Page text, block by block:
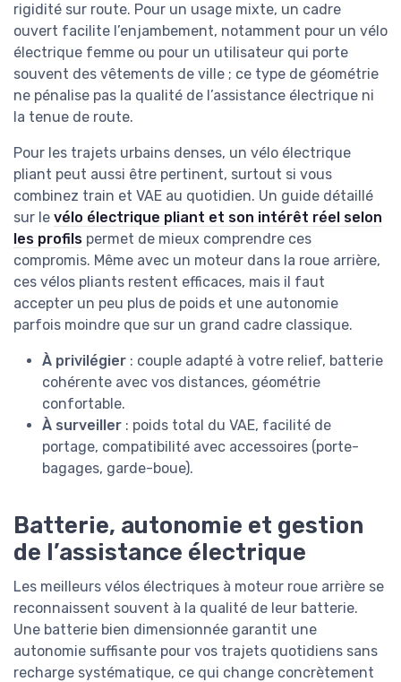
rigidité sur route. Pour un usage mixte, un cadre
ouvert facilite l’enjambement, notamment pour un vélo
électrique femme ou pour un utilisateur qui porte
souvent des vêtements de ville ; ce type de géométrie
ne pénalise pas la qualité de l’assistance électrique ni
la tenue de route.
Pour les trajets urbains denses, un vélo électrique
pliant peut aussi être pertinent, surtout si vous
combinez train et VAE au quotidien. Un guide détaillé
sur le vélo électrique pliant et son intérêt réel selon
les profils permet de mieux comprendre ces
compromis. Même avec un moteur dans la roue arrière,
ces vélos pliants restent efficaces, mais il faut
accepter un peu plus de poids et une autonomie
parfois moindre que sur un grand cadre classique.
À privilégier : couple adapté à votre relief, batterie
cohérente avec vos distances, géométrie
confortable.
À surveiller : poids total du VAE, facilité de
portage, compatibilité avec accessoires (porte-
bagages, garde-boue).
Batterie, autonomie et gestion
de l’assistance électrique
Les meilleurs vélos électriques à moteur roue arrière se
reconnaissent souvent à la qualité de leur batterie.
Une batterie bien dimensionnée garantit une
autonomie suffisante pour vos trajets quotidiens sans
recharge systématique, ce qui change concrètement